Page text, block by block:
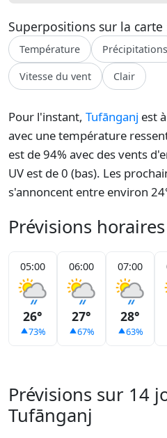
Superpositions sur la carte
Température Précipitations
Vitesse du vent Clair
Pour l'instant, Tufānganj est
avec une température
est de 94% avec des vents
UV est de 0 (bas). Les
s'annoncent entre environ
Prévisions
05:00
26°
73%
06:00
27°
67%
07:00
28°
63%
Prévisions sur 14
Tufānganj